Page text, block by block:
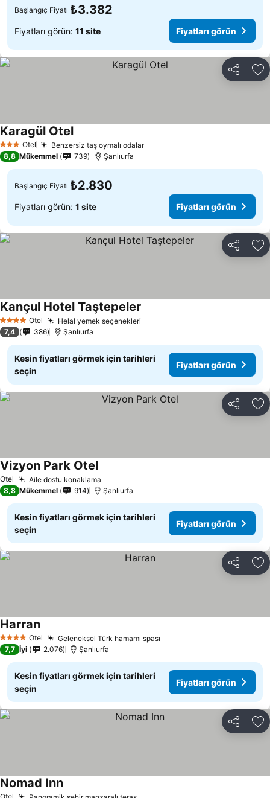
Başlangıç Fiyatı ₺3.382
Fiyatları görün: 11 site Fiyatları görün
Paylaş
3 YıldızOtel Benzersiz taş oymalı odalarFiyatları görün
Karagül OtelFiyatları görün
8,8 Mükemmel 739 Şanlıurfa
Başlangıç Fiyatı ₺2.830
Fiyatları görün: 1 site Fiyatları görün
Paylaş
4 Yıldız Otel Helal yemek seçenekleri
Kançul Hotel Taştepeler
7,4 386 Şanlıurfa
Kesin fiyatları görmek için tarihleri
seçin
Fiyatları görün
Paylaş
Otel Aile dostu konaklama
Vizyon Park OtelFiyatları görün
8,8 Mükemmel 914 Şanlıurfa
Kesin fiyatları görmek için tarihleri
seçin
Fiyatları görün
Paylaş
4 Yıldız Otel Geleneksel Türk hamamı spası
HarranFiyatları görün
7,7 İyi 2.076 Şanlıurfa
Kesin fiyatları görmek için tarihleri
seçin
Fiyatları görün
Paylaş
Otel
Nomad InnFiyatları görün